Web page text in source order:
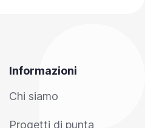
Informazioni
Chi siamo
Progetti di punta